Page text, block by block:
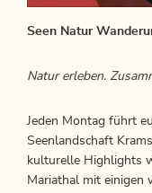
Seen Natur
Natur erleben.
Jeden Montag führt
Seenlandschaft
kulturelle Highlights
Mariathal mit einigen